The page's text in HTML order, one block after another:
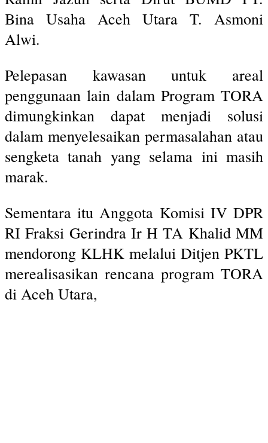
Bina Usaha Aceh Utara T. Asmoni
Alwi.
Pelepasan kawasan untuk areal
penggunaan lain dalam Program TORA
dimungkinkan dapat menjadi solusi
dalam menyelesaikan permasalahan atau
sengketa tanah yang selama ini masih
marak.
Sementara itu Anggota Komisi IV DPR
RI Fraksi Gerindra Ir H TA Khalid MM
mendorong KLHK melalui Ditjen PKTL
merealisasikan rencana program TORA
di Aceh Utara,